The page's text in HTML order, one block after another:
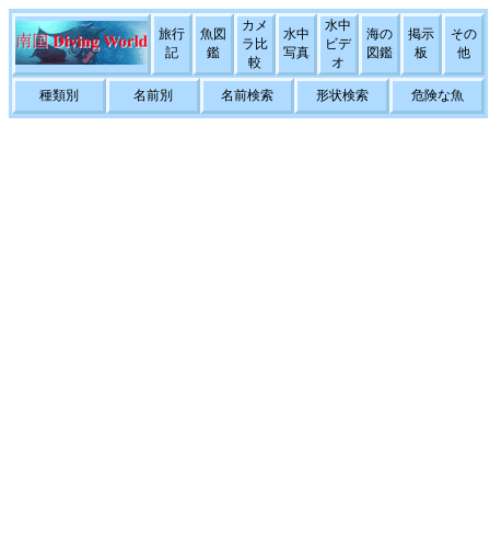
旅行
記
魚図
鑑
カメ
ラ比
較
水中
写真
水中
ビデ
オ
海の
図鑑
掲示
板
その
他
種類別 名前別 名前検索 形状検索 危険な魚